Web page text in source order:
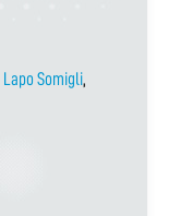
Lapo Somigli,